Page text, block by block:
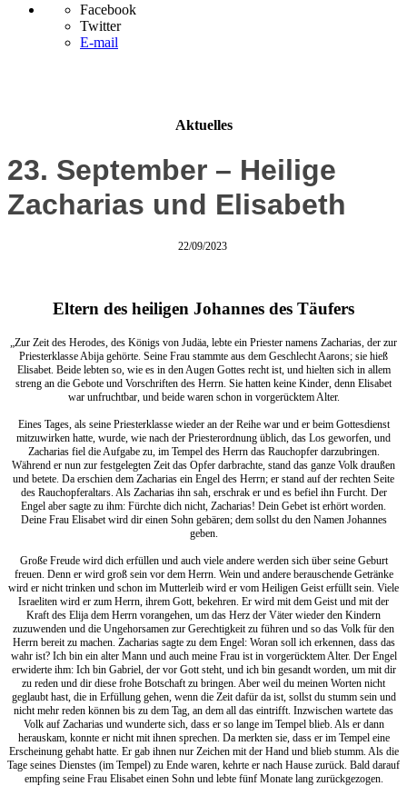
Facebook
Twitter
E-mail
Aktuelles
23. September – Heilige
Zacharias und Elisabeth
22/09/2023
Eltern des heiligen Johannes des Täufers
„Zur Zeit des Herodes, des Königs von Judäa, lebte ein Priester namens Zacharias, der zur
Priesterklasse Abija gehörte. Seine Frau stammte aus dem Geschlecht Aarons; sie hieß
Elisabet. Beide lebten so, wie es in den Augen Gottes recht ist, und hielten sich in allem
streng an die Gebote und Vorschriften des Herrn. Sie hatten keine Kinder, denn Elisabet
war unfruchtbar, und beide waren schon in vorgerücktem Alter.
Eines Tages, als seine Priesterklasse wieder an der Reihe war und er beim Gottesdienst
mitzuwirken hatte, wurde, wie nach der Priesterordnung üblich, das Los geworfen, und
Zacharias fiel die Aufgabe zu, im Tempel des Herrn das Rauchopfer darzubringen.
Während er nun zur festgelegten Zeit das Opfer darbrachte, stand das ganze Volk draußen
und betete. Da erschien dem Zacharias ein Engel des Herrn; er stand auf der rechten Seite
des Rauchopferaltars. Als Zacharias ihn sah, erschrak er und es befiel ihn Furcht. Der
Engel aber sagte zu ihm: Fürchte dich nicht, Zacharias! Dein Gebet ist erhört worden.
Deine Frau Elisabet wird dir einen Sohn gebären; dem sollst du den Namen Johannes
geben.
Große Freude wird dich erfüllen und auch viele andere werden sich über seine Geburt
freuen. Denn er wird groß sein vor dem Herrn. Wein und andere berauschende Getränke
wird er nicht trinken und schon im Mutterleib wird er vom Heiligen Geist erfüllt sein. Viele
Israeliten wird er zum Herrn, ihrem Gott, bekehren. Er wird mit dem Geist und mit der
Kraft des Elija dem Herrn vorangehen, um das Herz der Väter wieder den Kindern
zuzuwenden und die Ungehorsamen zur Gerechtigkeit zu führen und so das Volk für den
Herrn bereit zu machen. Zacharias sagte zu dem Engel: Woran soll ich erkennen, dass das
wahr ist? Ich bin ein alter Mann und auch meine Frau ist in vorgerücktem Alter. Der Engel
erwiderte ihm: Ich bin Gabriel, der vor Gott steht, und ich bin gesandt worden, um mit dir
zu reden und dir diese frohe Botschaft zu bringen. Aber weil du meinen Worten nicht
geglaubt hast, die in Erfüllung gehen, wenn die Zeit dafür da ist, sollst du stumm sein und
nicht mehr reden können bis zu dem Tag, an dem all das eintrifft. Inzwischen wartete das
Volk auf Zacharias und wunderte sich, dass er so lange im Tempel blieb. Als er dann
herauskam, konnte er nicht mit ihnen sprechen. Da merkten sie, dass er im Tempel eine
Erscheinung gehabt hatte. Er gab ihnen nur Zeichen mit der Hand und blieb stumm. Als die
Tage seines Dienstes (im Tempel) zu Ende waren, kehrte er nach Hause zurück. Bald darauf
empfing seine Frau Elisabet einen Sohn und lebte fünf Monate lang zurückgezogen.